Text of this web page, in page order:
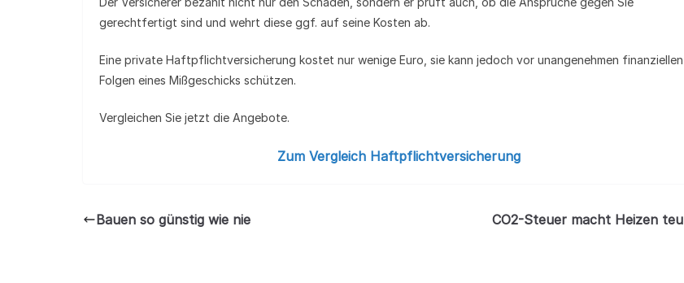
gerechtfertigt sind und wehrt diese ggf. auf seine Kosten ab.
Eine private Haftpflichtversicherung kostet nur wenige Euro, sie kann jedoch vor unangenehmen finanziellen
Folgen eines Mißgeschicks schützen.
Vergleichen Sie jetzt die Angebote.
Zum Vergleich Haftpflichtversicherung
Bauen so günstig wie nie CO2-Steuer macht Heizen